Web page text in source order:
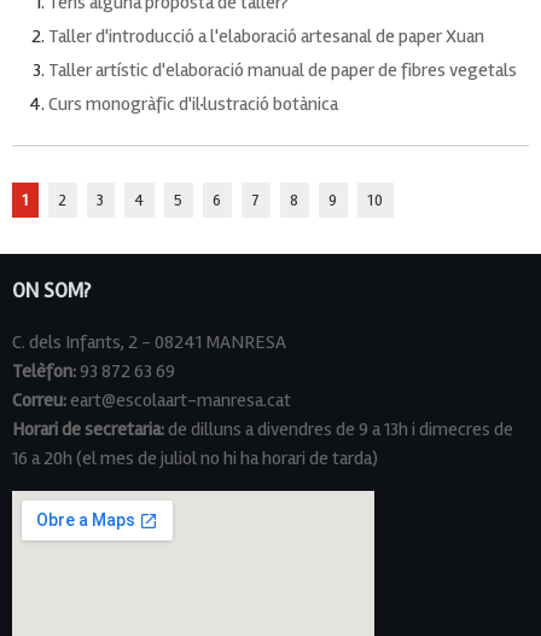
Taller d'introducció a l'elaboració artesanal de paper Xuan
Taller artístic d'elaboració manual de paper de fibres vegetals
Curs monogràfic d'il·lustració botànica
1 2 3 4 5 6 7 8 9 10
ON SOM?
C. dels Infants, 2 - 08241 MANRESA
Telèfon:93 872 63 69
Correu: eart@escolaart-manresa.cat
Horari de secretaria:de dilluns a divendres de 9 a 13h i dimecres de
16 a 20h (el mes de juliol no hi ha horari de tarda)